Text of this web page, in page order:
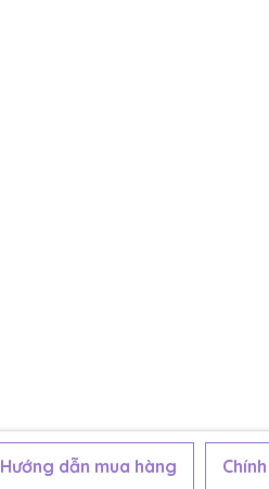
Hướng dẫn mua hàng